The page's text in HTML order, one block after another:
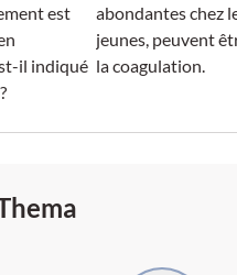
est
il indiqué
abondantes chez
jeunes, peuvent
la coagulation.